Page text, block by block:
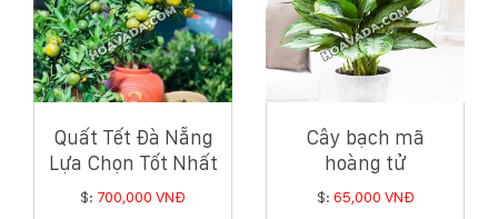
Quất Tết Đà Nẵng
Lựa Chọn Tốt Nhất
Để Đón Xuân Ấy Tỵ
$: 700,000 VNĐ
Cây bạch mã
hoàng tử
$: 65,000 VNĐ